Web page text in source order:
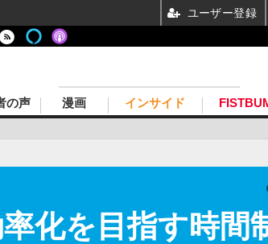
の声 漫画 インサイド
化を目指す時間
ユーザー登録